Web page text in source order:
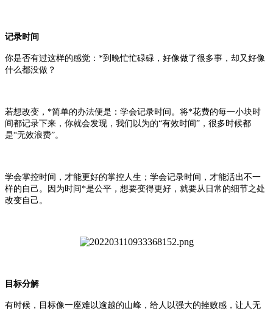
记录时间
你是否有过这样的感觉：*到晚忙忙碌碌，好像做了很多事，却又好像
什么都没做？
若想改变，*简单的办法便是：学会记录时间。将*花费的每一小块时
间都记录下来，你就会发现，我们以为的“有效时间”，很多时候都
是“无效浪费”。
学会掌控时间，才能更好的掌控人生；学会记录时间，才能活出不一
样的自己。因为时间*是公平，想要变得更好，就要从日常的细节之处
改变自己。
目标分解
有时候，目标像一座难以逾越的山峰，给人以强大的挫败感，让人无